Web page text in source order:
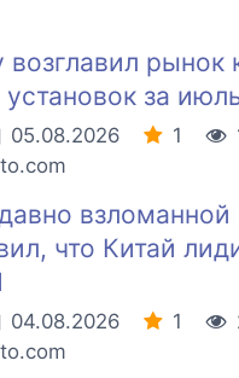
возглавил рынок
за
05.08.2026 1
что Китай
04.08.2026 1